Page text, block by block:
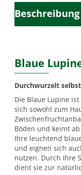
Beschreibung
Blaue
Durchwurzelt
Die Blaue Lupine
sich sowohl zum
Böden und keimt
Ihre leuchtend
und eignen sich
nutzen. Durch Ihre
dient sie zur